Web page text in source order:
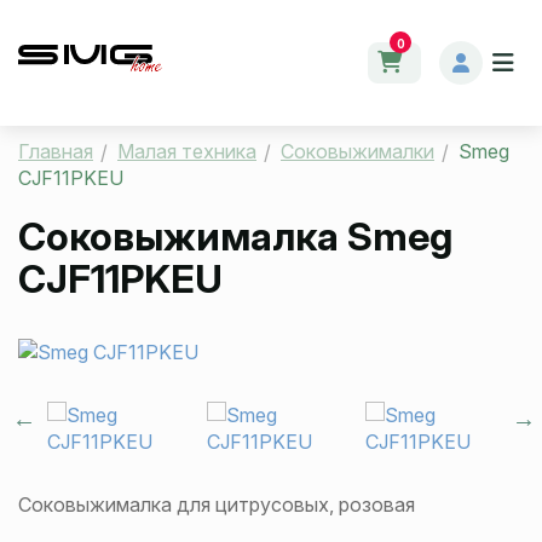
0
Главная Малая техника Соковыжималки
Smeg
CJF11PKEU
Соковыжималка Smeg
CJF11PKEU
Соковыжималка для цитрусовых, розовая